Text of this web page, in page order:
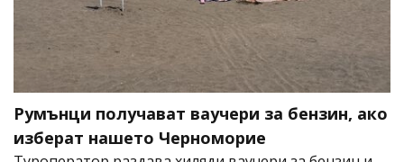
Румънци получават ваучери за бензин, ако
изберат нашето Черноморие